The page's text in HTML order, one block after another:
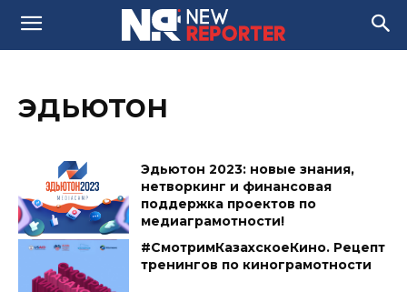
эдьютон
Эдьютон 2023: новые знания,
нетворкинг и финансовая
поддержка проектов по
медиаграмотности!
#СмотримКазахскоеКино. Рецепт
тренингов по кинограмотности